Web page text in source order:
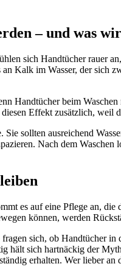
– und was
sich Handtücher rauer
Kalk im Wasser, der sich
Handtücher beim
Effekt zusätzlich, weil
sollten ausreichend
Nach dem
es auf eine Pflege an, die
können, werden
sich, ob Handtücher
hält sich hartnäckig der
erhalten. Wer lieber